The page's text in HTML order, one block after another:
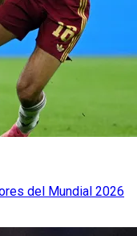
del Mundial 2026